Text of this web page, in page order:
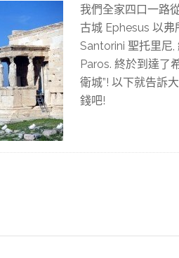
我們全家四口一路
古城 Ephesus 以
Santorini 聖托里尼
Paros. 終於到達了
衛城”! 以下就告訴
錢吧!